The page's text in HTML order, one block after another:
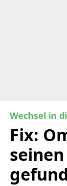
Wechsel in
Fix: